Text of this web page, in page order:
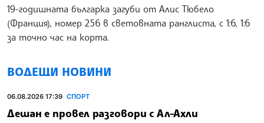
19-годишната българка загуби от Алис Тюбело
(Франция), номер 256 в световната ранглиста, с 1:6, 1:6
за точно час на корта.
ВОДЕЩИ НОВИНИ
06.08.2026 17:39 СПОРТ
Дешан е провел разговори с Ал-Ахли